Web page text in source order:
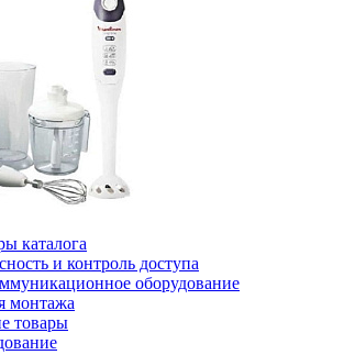
каталога
и контроль доступа
оборудование
монтажа
товары